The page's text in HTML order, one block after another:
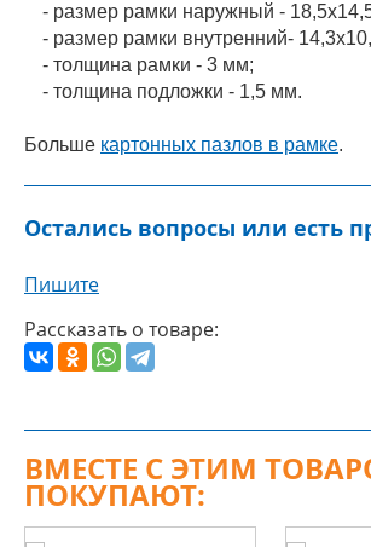
- размер рамки наружный -
- размер рамки внутренний-
- толщина рамки - 3 мм;
- толщина подложки - 1,5 мм.
Больше картонных пазлов в рамке.
Остались вопросы или есть
Пишите
Рассказать о товаре:
ВМЕСТЕ С ЭТИМ
ПОКУПАЮТ: